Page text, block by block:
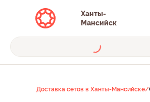
Ханты-
Мансийск
Доставка сетов в Ханты-Мансийске/